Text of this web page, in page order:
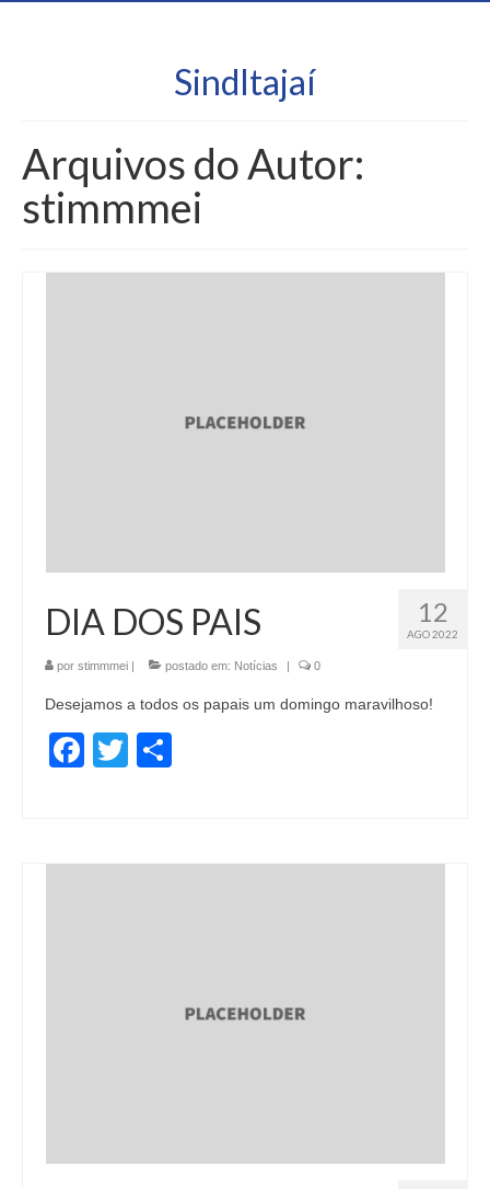
SindItajaí
Arquivos do Autor:
stimmmei
12
AGO 2022
DIA DOS PAIS
por stimmmei | postado em: Notícias | 0
Desejamos a todos os papais um domingo maravilhoso!
Facebook
Twitter